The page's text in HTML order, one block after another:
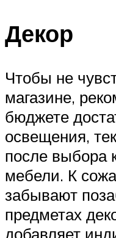
Декор
Чтобы не
магазине,
бюджете
освещения,
после выбора
мебели. К
забывают
предметах
добавляет